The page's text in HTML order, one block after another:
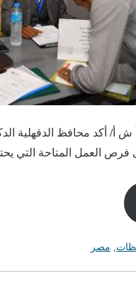
في 13 مايو/أ ش أ/ أكد محافظ
العمل المتاحة التي
, مصر